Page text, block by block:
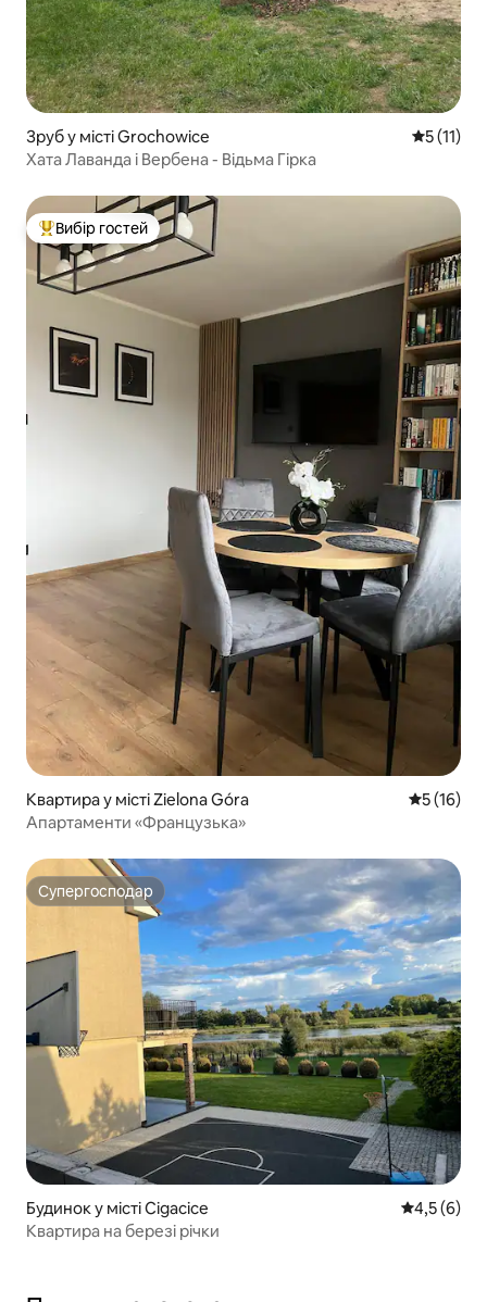
Зруб у місті Grochowice Середня
5 (11)
Хата Лаванда і Вербена - Відьма Гірка
Топ вибір гостей
Вибір гостей
Квартира у місті Zielona Góra Середня
5 (16)
Апартаменти «Французька»
Супергосподар
Супергосподар
Будинок у місті Cigacice Середня
4,5 (6)
Квартира на березі річки